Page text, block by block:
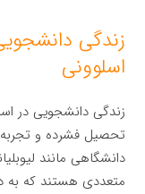
زندگی
اسلوونی
زندگی دانشجویی در
تحصیل فشرده و
دانشگاهی مانند
متعددی هستند که به